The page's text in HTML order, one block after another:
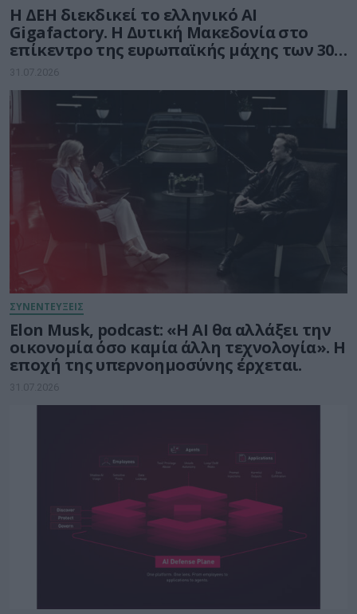
Η ΔΕΗ διεκδικεί το ελληνικό AI
Gigafactory. Η Δυτική Μακεδονία στο
επίκεντρο της ευρωπαϊκής μάχης των 30
δισ. ευρώ για την Τεχνητή Νοημοσύνη
31.07.2026
ΣΥΝΕΝΤΕΥΞΕΙΣ
Elon Musk, podcast: «Η AI θα αλλάξει την
οικονομία όσο καμία άλλη τεχνολογία». Η
εποχή της υπερνοημοσύνης έρχεται.
31.07.2026